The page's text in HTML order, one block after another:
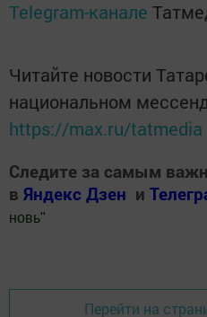
Telegram-канале
Читайте новости
национальном
https://max.ru/tatmedia
Следите за самым
в Яндекс Дзен и
новь"
Перейти на